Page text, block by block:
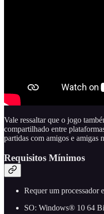
Vale ressaltar que o jogo
compartilhado entre
partidas com amigos e amigas
Requisitos Mínimos
Requer um processador
SO: Windows® 10 64